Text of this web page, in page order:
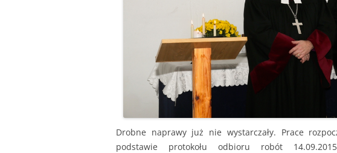
Drobne naprawy już nie wystarczały. Prace
podstawie protokołu odbioru robót